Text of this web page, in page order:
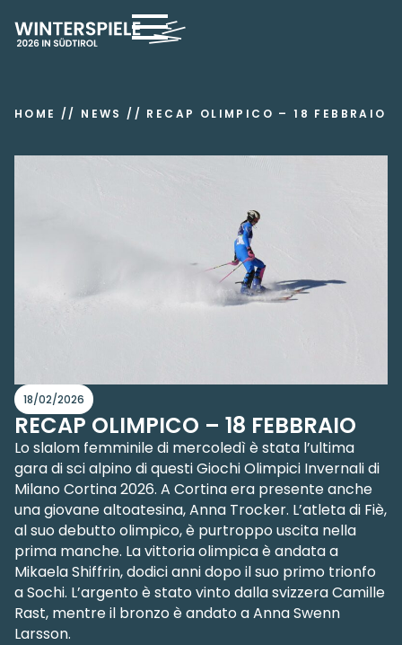
HOME // NEWS // RECAP OLIMPICO – 18 FEBBRAIO
18/02/2026
RECAP OLIMPICO – 18 FEBBRAIO
Lo slalom femminile di mercoledì è stata l’ultima
gara di sci alpino di questi Giochi Olimpici Invernali di
Milano Cortina 2026. A Cortina era presente anche
una giovane altoatesina, Anna Trocker. L’atleta di Fiè,
al suo debutto olimpico, è purtroppo uscita nella
prima manche. La vittoria olimpica è andata a
Mikaela Shiffrin, dodici anni dopo il suo primo trionfo
a Sochi. L’argento è stato vinto dalla svizzera Camille
Rast, mentre il bronzo è andato a Anna Swenn
Larsson.